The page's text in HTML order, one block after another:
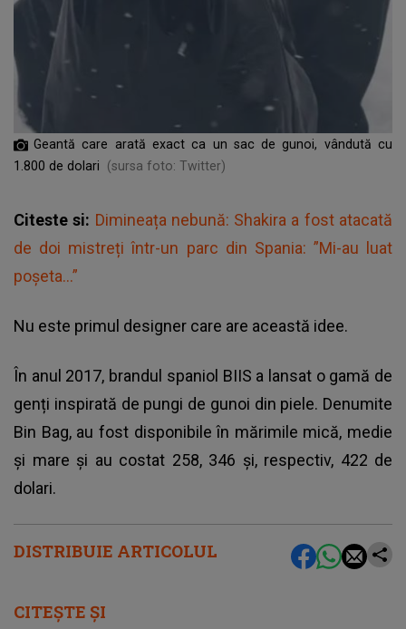
DISTRIBUIE ARTICOLUL
Geantă care arată exact ca un sac de gunoi, vândută cu
1.800 de dolari
(sursa foto: Twitter)
Citeste si: Dimineața nebună: Shakira a fost atacată
de doi mistreți într-un parc din Spania: ”Mi-au luat
poșeta...”
Nu este primul designer care are această idee.
În anul 2017, brandul spaniol BIIS a lansat o gamă de
genți inspirată de pungi de gunoi din piele. Denumite
Bin Bag, au fost disponibile în mărimile mică, medie
și mare și au costat 258, 346 și, respectiv, 422 de
dolari.
CITEȘTE ȘI